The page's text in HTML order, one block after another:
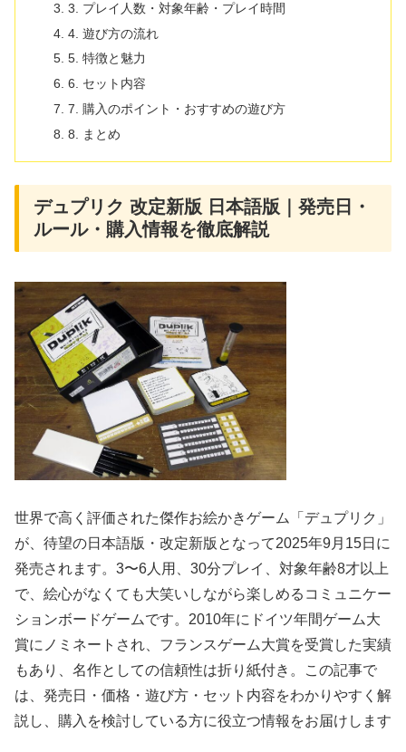
3. プレイ人数・対象年齢・プレイ時間
4. 遊び方の流れ
5. 特徴と魅力
6. セット内容
7. 購入のポイント・おすすめの遊び方
8. まとめ
デュプリク 改定新版 日本語版｜発売日・
ルール・購入情報を徹底解説
世界で高く評価された傑作お絵かきゲーム「デュプリク」
が、待望の日本語版・改定新版となって2025年9月15日に
発売されます。3〜6人用、30分プレイ、対象年齢8才以上
で、絵心がなくても大笑いしながら楽しめるコミュニケー
ションボードゲームです。2010年にドイツ年間ゲーム大
賞にノミネートされ、フランスゲーム大賞を受賞した実績
もあり、名作としての信頼性は折り紙付き。この記事で
は、発売日・価格・遊び方・セット内容をわかりやすく解
説し、購入を検討している方に役立つ情報をお届けします